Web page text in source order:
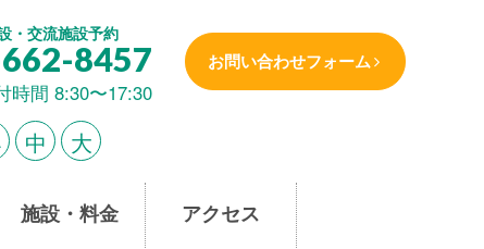
・交流施設予約
8457
時間 8:30〜17:30
お問い合わせフォーム
中 大
施設・料金 アクセス